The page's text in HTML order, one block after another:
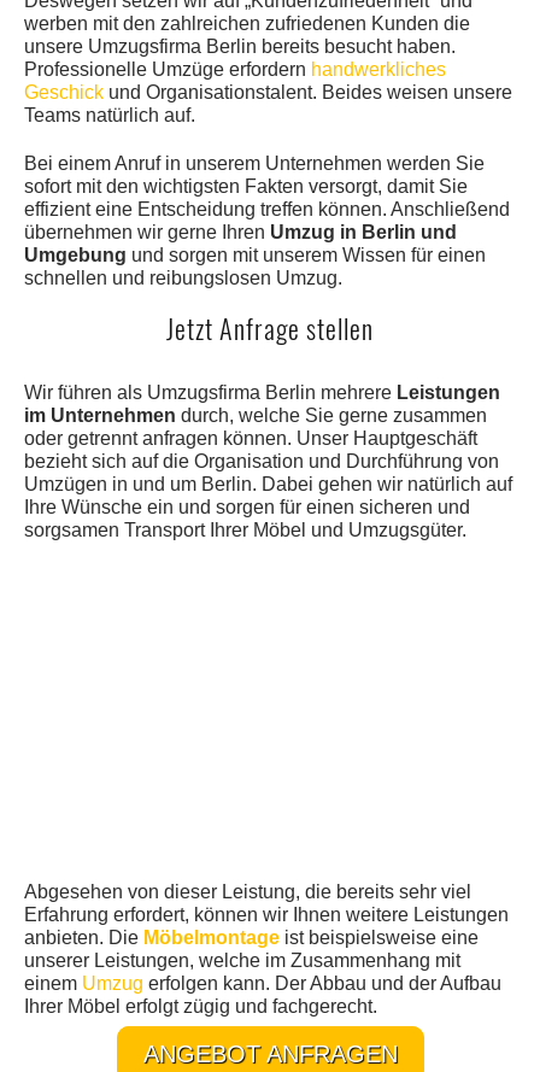
werben mit den zahlreichen zufriedenen Kunden die
unsere Umzugsfirma Berlin bereits besucht haben.
Professionelle Umzüge erfordern handwerkliches
Geschick und Organisationstalent. Beides weisen unsere
Teams natürlich auf.
Bei einem Anruf in unserem Unternehmen werden Sie
sofort mit den wichtigsten Fakten versorgt, damit Sie
effizient eine Entscheidung treffen können. Anschließend
übernehmen wir gerne Ihren Umzug in Berlin und
Umgebung und sorgen mit unserem Wissen für einen
schnellen und reibungslosen Umzug.
Jetzt Anfrage stellen
Wir führen als Umzugsfirma Berlin mehrere Leistungen
im Unternehmen durch, welche Sie gerne zusammen
oder getrennt anfragen können. Unser Hauptgeschäft
bezieht sich auf die Organisation und Durchführung von
Umzügen in und um Berlin. Dabei gehen wir natürlich auf
Ihre Wünsche ein und sorgen für einen sicheren und
sorgsamen Transport Ihrer Möbel und Umzugsgüter.
Abgesehen von dieser Leistung, die bereits sehr viel
Erfahrung erfordert, können wir Ihnen weitere Leistungen
anbieten. Die Möbelmontage ist beispielsweise eine
unserer Leistungen, welche im Zusammenhang mit
einem Umzug erfolgen kann. Der Abbau und der Aufbau
Ihrer Möbel erfolgt zügig und fachgerecht.
ANGEBOT ANFRAGEN